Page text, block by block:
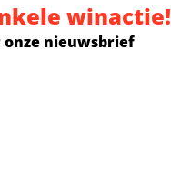
winactie!
nieuwsbrief